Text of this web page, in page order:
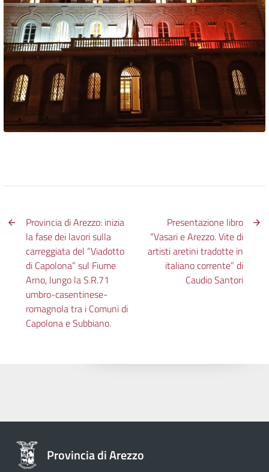
Provincia di Arezzo: inizia
la fase dei lavori sulla
carreggiata del “Viadotto
di Capolona” sul Fiume
Arno, lungo la S.R.71
umbro-casentinese-
romagnola tra i Comuni di
Capolona e Subbiano.
Presentazione libro
“Vasari e Arezzo. Vite di
artisti aretini tradotte in
italiano corrente” di
Caudio Santori
Provincia di Arezzo